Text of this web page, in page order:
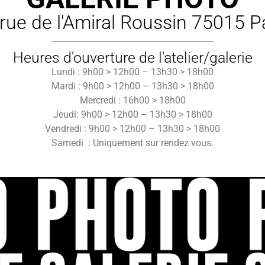
de l'Amiral Roussin 75015
Heures d'ouverture de l'atelier/galerie
Lundi : 9h00 > 12h00 – 13h30 > 18h00
Mardi : 9h00 > 12h00 – 13h30 > 18h00
Mercredi : 16h00 > 18h00
Jeudi: 9h00 > 12h00 – 13h30 > 18h00
Vendredi : 9h00 > 12h00 – 13h30 > 18h00
Samedi : Uniquement sur rendez vous.